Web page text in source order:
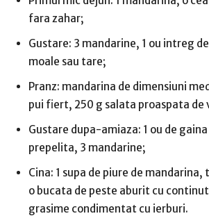
fara zahar;
Gustare: 3 mandarine, 1 ou intreg
moale sau tare;
Pranz: mandarina de dimensiuni
pui fiert, 250 g salata proaspata de
Gustare dupa-amiaza: 1 ou de gaina
prepelita, 3 mandarine;
Cina: 1 supa de piure de mandarina,
o bucata de peste aburit cu
grasime condimentat cu ierburi.